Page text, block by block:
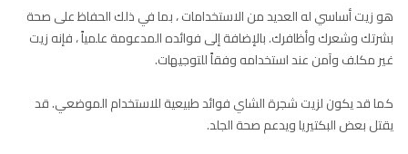
هو زيت أساسي له العديد من الاستخدامات ، بما في ذلك الحفاظ على صحة
بشرتك وشعرك وأظافرك. بالإضافة إلى فوائده المدعومة علمياً ، فإنه زيت
غير مكلف وآمن عند استخدامه وفقاً للتوجيهات.
كما قد يكون لزيت شجرة الشاي فوائد طبيعية للاستخدام الموضعي. قد
يقتل بعض البكتيريا ويدعم صحة الجلد.